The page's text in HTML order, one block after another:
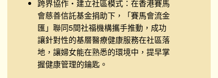
跨界協作・建立社區模式 ：在香港賽馬
會慈善信託基金捐助下，「賽馬會流金
匯」聯同5間社福機構攜手推動，成功
讓針對性的基層醫療健康服務在社區落
地，讓婦女能在熟悉的環境中，提早掌
握健康管理的鑰匙。